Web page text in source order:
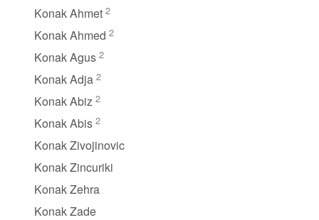
Konak Ahmet 2
Konak Ahmed 2
Konak Agus 2
Konak Adja 2
Konak Abiz 2
Konak Abis 2
Konak Zivojinovic
Konak Zincuriki
Konak Zehra
Konak Zade